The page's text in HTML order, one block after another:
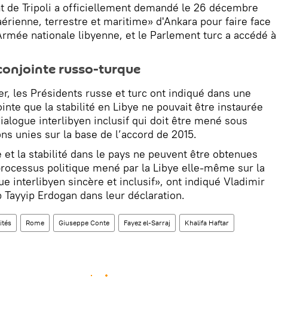
de Tripoli a officiellement demandé le 26 décembre
terrestre et maritime» d'Ankara pour faire face
nationale libyenne, et le Parlement turc a accédé à
russo-turque
les Présidents russe et turc ont indiqué dans une
que la stabilité en Libye ne pouvait être instaurée
interlibyen inclusif qui doit être mené sous
unies sur la base de l’accord de 2015.
et la stabilité dans le pays ne peuvent être obtenues
politique mené par la Libye elle-même sur la
interlibyen sincère et inclusif», ont indiqué Vladimir
Tayyip Erdogan dans leur déclaration.
Rome Giuseppe Conte Fayez el-Sarraj Khalifa Haftar